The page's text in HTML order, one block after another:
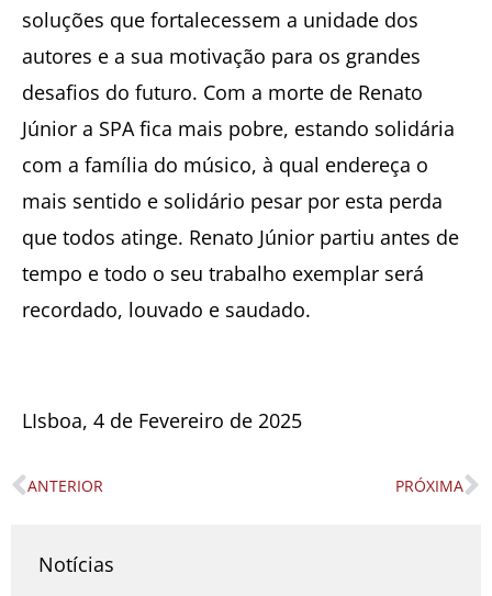
soluções que fortalecessem a unidade dos
autores e a sua motivação para os grandes
desafios do futuro. Com a morte de Renato
Júnior a SPA fica mais pobre, estando solidária
com a família do músico, à qual endereça o
mais sentido e solidário pesar por esta perda
que todos atinge. Renato Júnior partiu antes de
tempo e todo o seu trabalho exemplar será
recordado, louvado e saudado.
LIsboa, 4 de Fevereiro de 2025
Prev
ANTERIOR PRÓXIMA
Notícias